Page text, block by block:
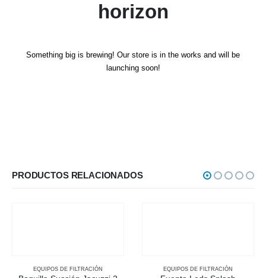
horizon
Something big is brewing! Our store is in the works and will be
launching soon!
PRODUCTOS RELACIONADOS
EQUIPOS DE FILTRACIÓN EQUIPOS DE FILTRACIÓN